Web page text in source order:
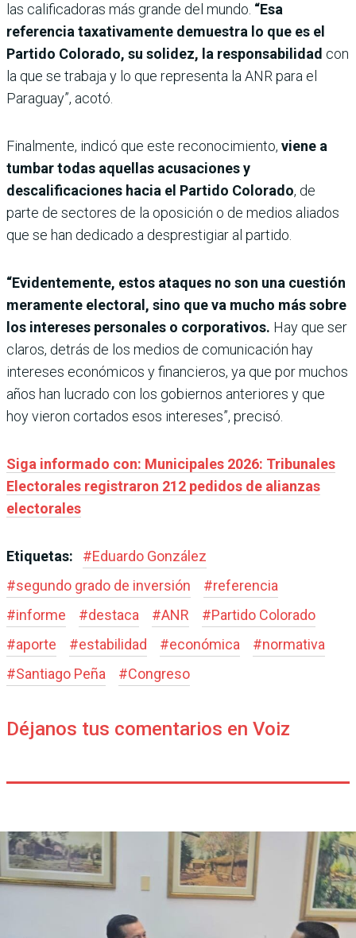
las calificadoras más grande del mundo. “Esa
referencia taxativamente demuestra lo que es el
Partido Colorado, su solidez, la responsabilidad con
la que se trabaja y lo que representa la ANR para el
Paraguay”, acotó.
Finalmente, indicó que este reconocimiento, viene a
tumbar todas aquellas acusaciones y
descalificaciones hacia el Partido Colorado, de
parte de sectores de la oposición o de medios aliados
que se han dedicado a desprestigiar al partido.
“Evidentemente, estos ataques no son una cuestión
meramente electoral, sino que va mucho más sobre
los intereses personales o corporativos. Hay que ser
claros, detrás de los medios de comunicación hay
intereses económicos y financieros, ya que por muchos
años han lucrado con los gobiernos anteriores y que
hoy vieron cortados esos intereses”, precisó.
Siga informado con: Municipales 2026: Tribunales
Electorales registraron 212 pedidos de alianzas
electorales
Etiquetas: #Eduardo González
#segundo grado de inversión #referencia
#informe #destaca #ANR #Partido Colorado
#aporte #estabilidad #económica #normativa
#Santiago Peña #Congreso
Déjanos tus comentarios en Voiz